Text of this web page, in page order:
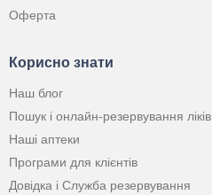
Оферта
Корисно знати
Наш блог
Пошук і онлайн-резервування ліків
Наші аптеки
Програми для клієнтів
Довідка і Служба резервування